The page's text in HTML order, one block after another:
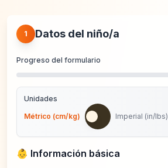
1 Datos del niño/a
Progreso del formulario
Unidades
Métrico (cm/kg)
Imperial (in/lbs)
👶 Información básica